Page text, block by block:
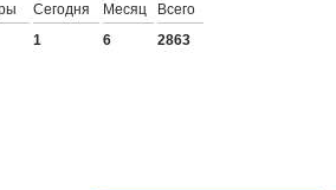
Сегодня Месяц
Всего
1 6 2863